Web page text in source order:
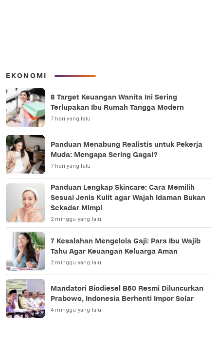
EKONOMI
8 Target Keuangan Wanita Ini Sering
Terlupakan Ibu Rumah Tangga Modern
7 hari yang lalu
Panduan Menabung Realistis untuk Pekerja
Muda: Mengapa Sering Gagal?
7 hari yang lalu
Panduan Lengkap Skincare: Cara Memilih
Sesuai Jenis Kulit agar Wajah Idaman Bukan
Sekadar Mimpi
2 minggu yang lalu
7 Kesalahan Mengelola Gaji: Para Ibu Wajib
Tahu Agar Keuangan Keluarga Aman
2 minggu yang lalu
Mandatori Biodiesel B50 Resmi Diluncurkan
Prabowo, Indonesia Berhenti Impor Solar
4 minggu yang lalu